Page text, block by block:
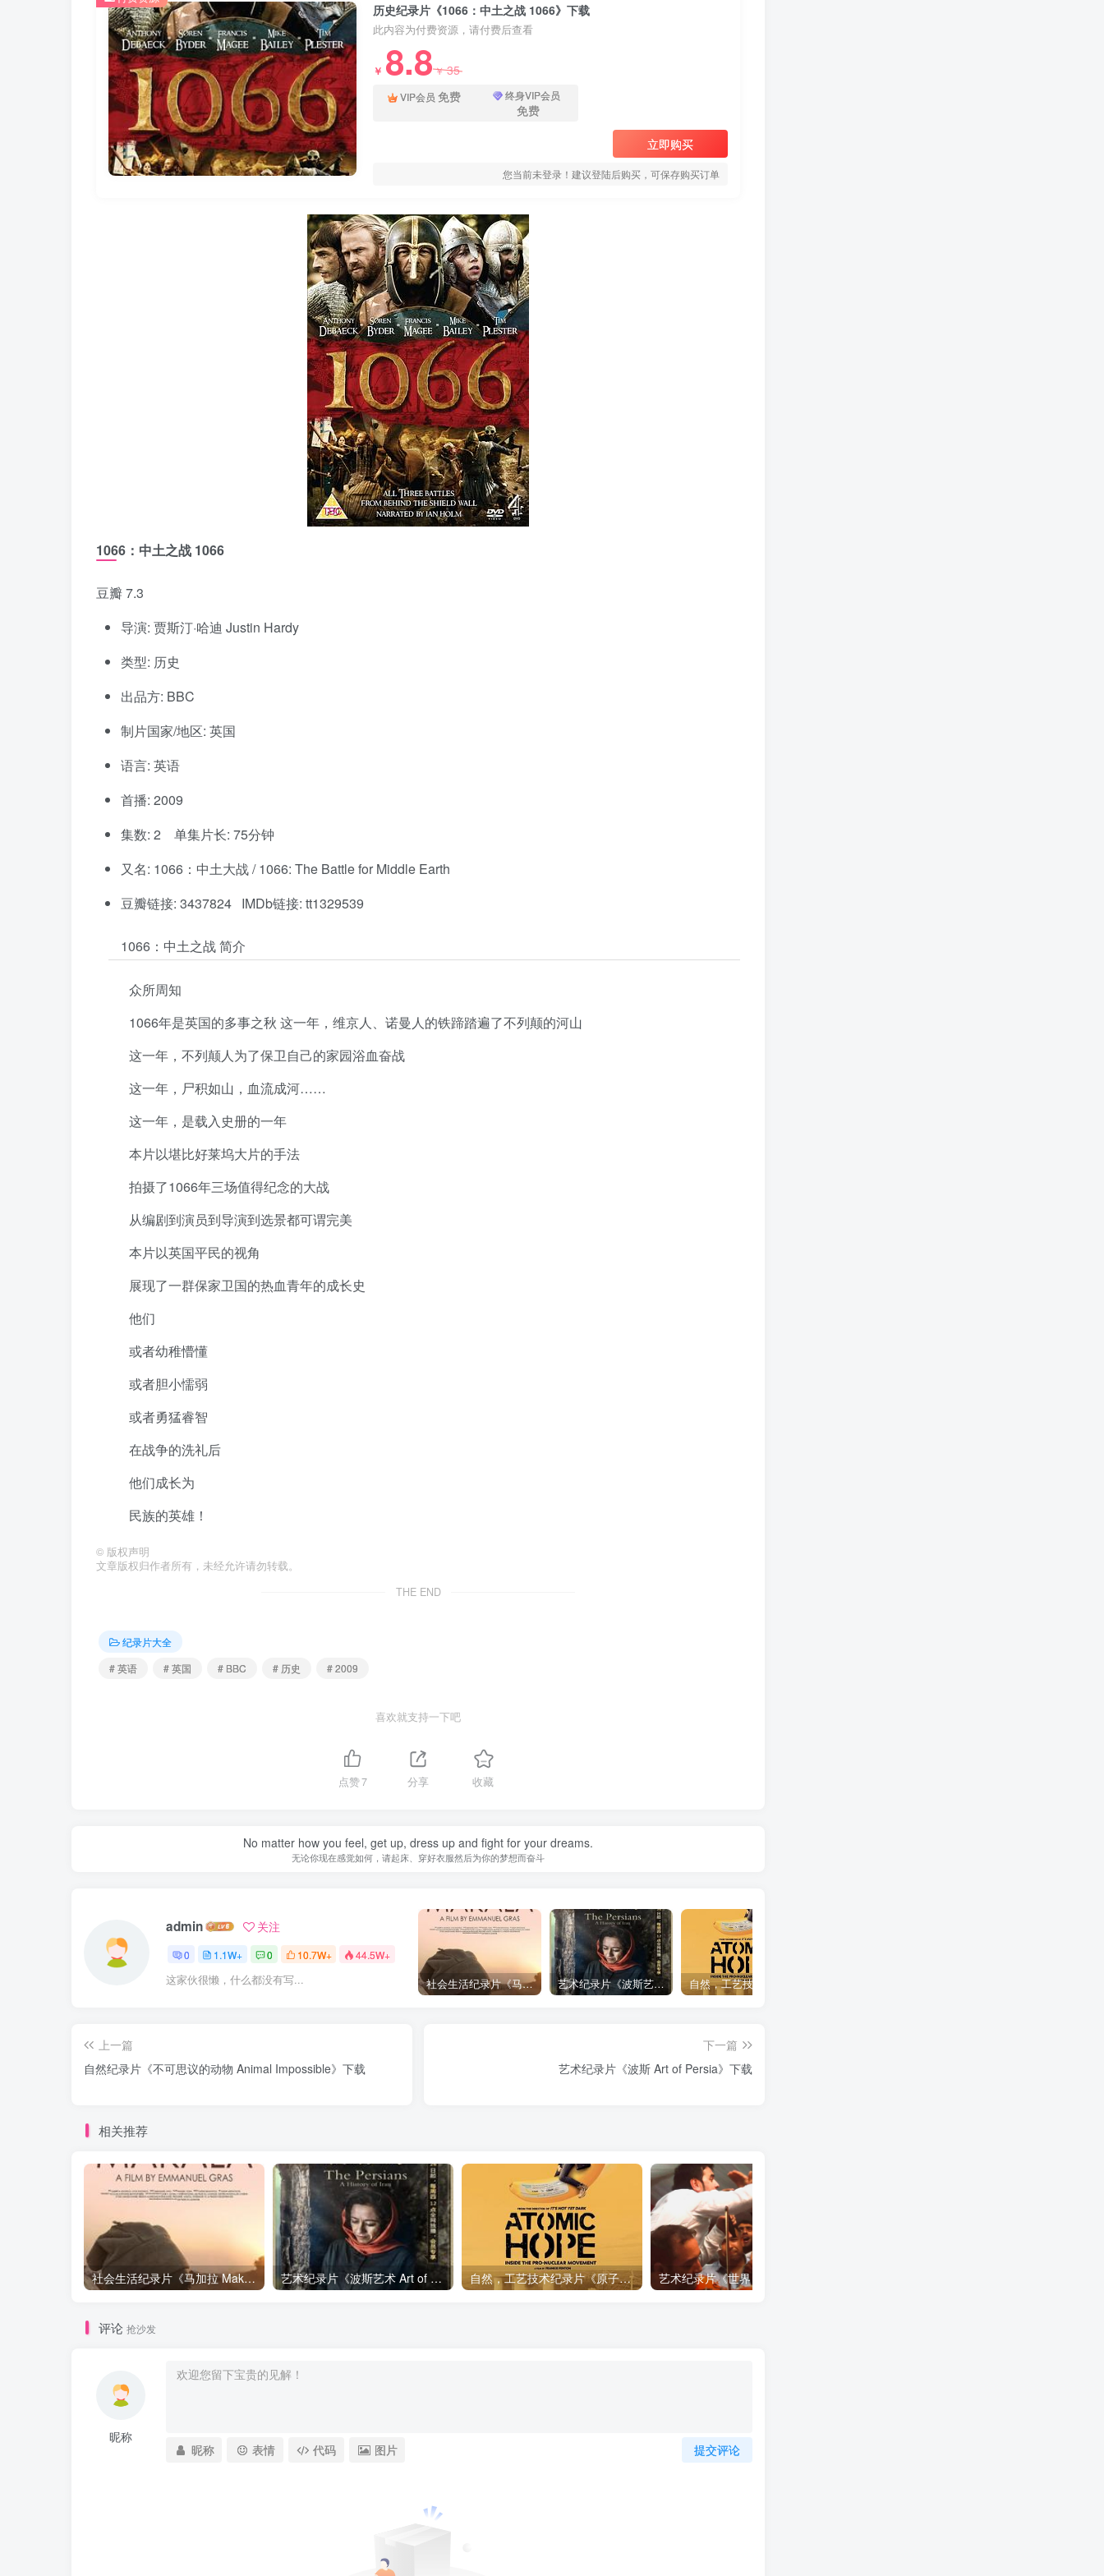
历史纪录片《1066：中土之战 1066》下载
此内容为付费资源，请付费后查看
￥ 8.8￥35
VIP会员 免费 终身VIP会员
免费
立即购买
您当前未登录！建议登陆后购买，可保存购买订单
1066：中土之战 1066
豆瓣 7.3
导演: 贾斯汀·哈迪 Justin Hardy
类型: 历史
出品方: BBC
制片国家/地区: 英国
语言: 英语
首播: 2009
集数: 2 单集片长: 75分钟
又名: 1066：中土大战 / 1066: The Battle for Middle Earth
豆瓣链接: 3437824 IMDb链接: tt1329539
1066：中土之战 简介
众所周知
1066年是英国的多事之秋 这一年，维京人、诺曼人的铁蹄踏遍了不列颠的河山
这一年，不列颠人为了保卫自己的家园浴血奋战
这一年，尸积如山，血流成河……
这一年，是载入史册的一年
本片以堪比好莱坞大片的手法
拍摄了1066年三场值得纪念的大战
从编剧到演员到导演到选景都可谓完美
本片以英国平民的视角
展现了一群保家卫国的热血青年的成长史
他们
或者幼稚懵懂
或者胆小懦弱
或者勇猛睿智
在战争的洗礼后
他们成长为
民族的英雄！
© 版权声明
文章版权归作者所有，未经允许请勿转载。
THE END
纪录片大全
# 英语
# 英国 # BBC # 历史 # 2009
喜欢就支持一下吧
点赞7 分享 收藏
No matter how you feel, get up, dress up and fight for your dreams.
无论你现在感觉如何，请起床、穿好衣服然后为你的梦想而奋斗
admin 关注
0 1.1W+ 0 10.7W+ 44.5W+
这家伙很懒，什么都没有写... 社会生活纪录片《马加拉 Makala》下载 艺术纪录片《波斯艺术 Art of Persia》下载
上一篇
自然纪录片《不可思议的动物 Animal Impossible》下载
下一篇
艺术纪录片《波斯 Art of Persia》下载
相关推荐
社会生活纪录片《马加拉 Makala》下载 艺术纪录片《波斯艺术 Art of Persia》下载 自然，工艺技术纪录片《原子能的希望 Atomic Hope – Inside the Pro-Nuclear Movement》下载
评论 抢沙发
昵称
提交评论
昵称 表情 代码 图片